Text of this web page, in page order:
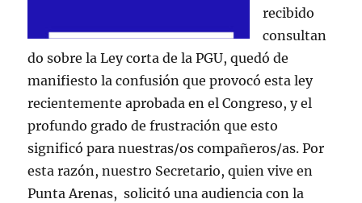
recibido
consultan
do sobre la Ley corta de la PGU, quedó de
manifiesto la confusión que provocó esta ley
recientemente aprobada en el Congreso, y el
profundo grado de frustración que esto
significó para nuestras/os compañeros/as. Por
esta razón, nuestro Secretario, quien vive en
Punta Arenas, solicitó una audiencia con la